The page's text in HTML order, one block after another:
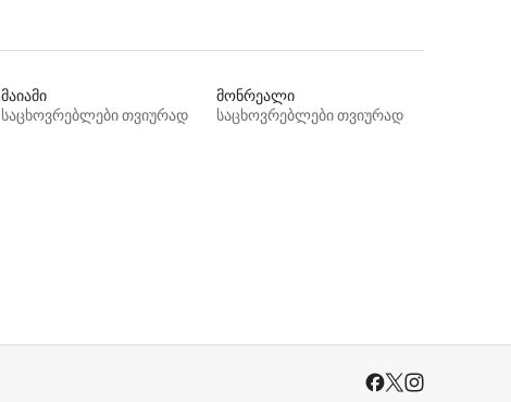
მაიამი
საცხოვრებლები თვიურად
მონრეალი
საცხოვრებლები თვიურად